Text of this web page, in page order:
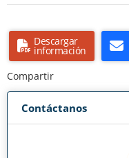
Descargar
información
Compartir
Contáctanos